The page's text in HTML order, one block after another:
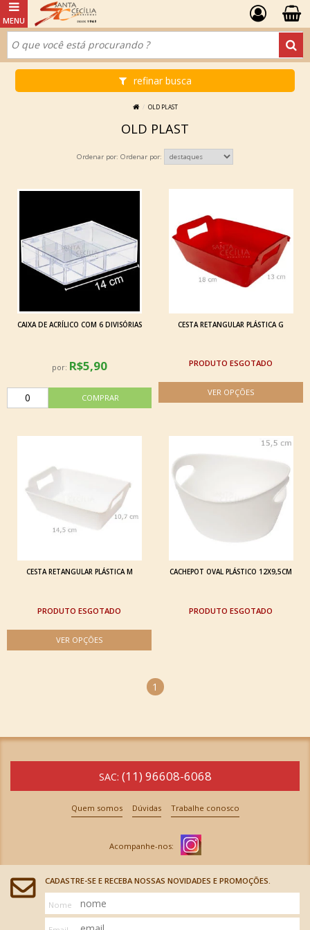
refinar busca
OLD PLAST
OLD PLAST
Ordenar por:
CAIXA DE ACRÍLICO COM 6 DIVISÓRIAS
por: R$5,90
CESTA RETANGULAR PLÁSTICA G
ESGOTADO
CESTA RETANGULAR PLÁSTICA M
ESGOTADO
CACHEPOT OVAL PLÁSTICO 12X9,5CM
ESGOTADO
1
SAC: (11) 96608-6068
Quem somos Dúvidas Trabalhe conosco
CADASTRE-SE E RECEBA NOSSAS NOVIDADES E PROMOÇÕES.
Nome